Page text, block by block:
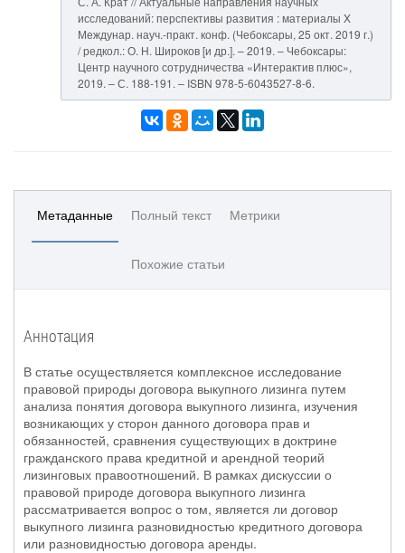
исследований: перспективы развития : материалы X
Междунар. науч.-практ. конф. (Чебоксары, 25 окт. 2019 г.)
/ редкол.: О. Н. Широков [и др.]. – 2019. – Чебоксары:
Центр научного сотрудничества «Интерактив плюс»,
2019. – С. 188-191. – ISBN 978-5-6043527-8-6.
Метаданные Полный текст Метрики
Похожие статьи
Аннотация
В статье осуществляется комплексное исследование
правовой природы договора выкупного лизинга путем
анализа понятия договора выкупного лизинга, изучения
возникающих у сторон данного договора прав и
обязанностей, сравнения существующих в доктрине
гражданского права кредитной и арендной теорий
лизинговых правоотношений. В рамках дискуссии о
правовой природе договора выкупного лизинга
рассматривается вопрос о том, является ли договор
выкупного лизинга разновидностью кредитного договора
или разновидностью договора аренды.